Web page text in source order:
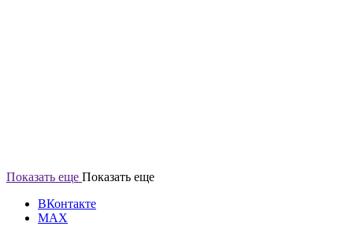
Показать еще Показать еще
ВКонтакте
MAX